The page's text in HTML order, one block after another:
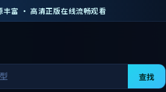
丰富 · 高清正版在线流畅观看
查找